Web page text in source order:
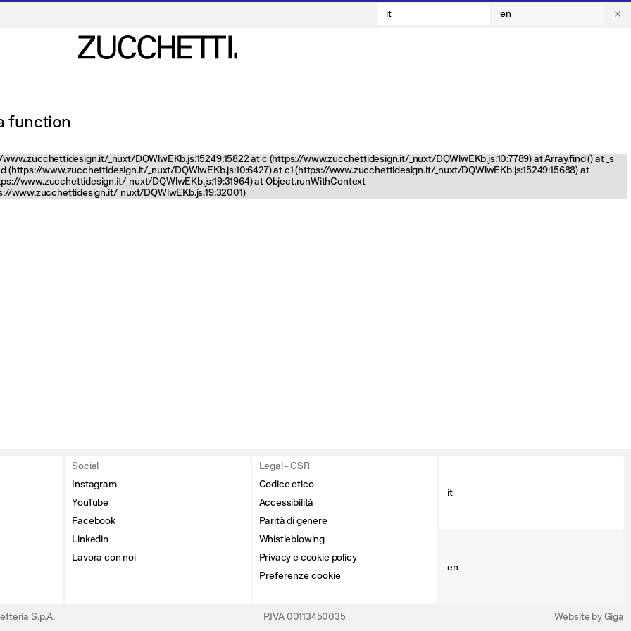
it en
function
_nuxt/DQWlwEKb.js:15249:15822 at c (https://www.zucchettidesign.it/_nuxt/DQWlwEKb.js:10:7789) at Array.find () at _s
www.zucchettidesign.it/_nuxt/DQWlwEKb.js:10:6427) at c1 (https://www.zucchettidesign.it/_nuxt/DQWlwEKb.js:15249:15688) at
www.zucchettidesign.it/_nuxt/DQWlwEKb.js:19:31964) at Object.runWithContext
www.zucchettidesign.it/_nuxt/DQWlwEKb.js:19:32001)
Social
Instagram
YouTube
Facebook
Linkedin
Lavora con noi
Legal - CSR
Codice etico
Accessibilità
Parità di genere
Whistleblowing
Privacy e cookie policy
Preferenze cookie
it
en
S.p.A. P.IVA 00113450035 Website by Giga